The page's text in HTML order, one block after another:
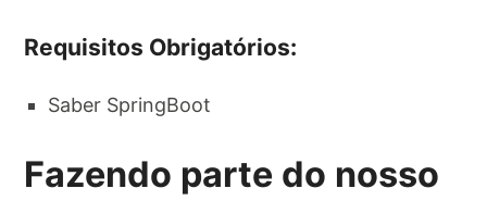
Requisitos Obrigatórios:
Saber SpringBoot
Fazendo parte do nosso